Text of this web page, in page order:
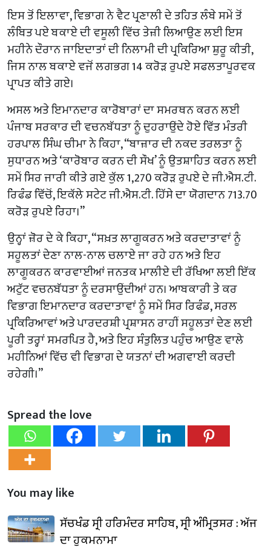
ਇਸ ਤੋਂ ਇਲਾਵਾ, ਵਿਭਾਗ ਨੇ ਵੈਟ ਪ੍ਰਣਾਲੀ ਦੇ ਤਹਿਤ ਲੰਬੇ ਸਮੇਂ ਤੋਂ
ਲੰਬਿਤ ਪਏ ਬਕਾਏ ਦੀ ਵਸੂਲੀ ਵਿੱਚ ਤੇਜ਼ੀ ਲਿਆਉਣ ਲਈ ਇਸ
ਮਹੀਨੇ ਦੌਰਾਨ ਜਾਇਦਾਤਾਂ ਦੀ ਨਿਲਾਮੀ ਦੀ ਪ੍ਰਕਿਰਿਆ ਸ਼ੁਰੂ ਕੀਤੀ,
ਜਿਸ ਨਾਲ ਬਕਾਏ ਵਜੋਂ ਲਗਭਗ 14 ਕਰੋੜ ਰੁਪਏ ਸਫਲਤਾਪੂਰਵਕ
ਪ੍ਰਾਪਤ ਕੀਤੇ ਗਏ।
ਅਸਲ ਅਤੇ ਇਮਾਨਦਾਰ ਕਾਰੋਬਾਰਾਂ ਦਾ ਸਮਰਥਨ ਕਰਨ ਲਈ
ਪੰਜਾਬ ਸਰਕਾਰ ਦੀ ਵਚਨਬੱਧਤਾ ਨੂੰ ਦੁਹਰਾਉਂਦੇ ਹੋਏ ਵਿੱਤ ਮੰਤਰੀ
ਹਰਪਾਲ ਸਿੰਘ ਚੀਮਾ ਨੇ ਕਿਹਾ, “ਬਾਜ਼ਾਰ ਦੀ ਨਕਦ ਤਰਲਤਾ ਨੂੰ
ਸੁਧਾਰਨ ਅਤੇ ‘ਕਾਰੋਬਾਰ ਕਰਨ ਦੀ ਸੌਖ’ ਨੂੰ ਉਤਸ਼ਾਹਿਤ ਕਰਨ ਲਈ
ਸਮੇਂ ਸਿਰ ਜਾਰੀ ਕੀਤੇ ਗਏ ਕੁੱਲ 1,270 ਕਰੋੜ ਰੁਪਏ ਦੇ ਜੀ.ਐਸ.ਟੀ.
ਰਿਫੰਡ ਵਿੱਚੋਂ, ਇਕੱਲੇ ਸਟੇਟ ਜੀ.ਐਸ.ਟੀ. ਹਿੱਸੇ ਦਾ ਯੋਗਦਾਨ 713.70
ਕਰੋੜ ਰੁਪਏ ਰਿਹਾ।”
ਉਨ੍ਹਾਂ ਜ਼ੋਰ ਦੇ ਕੇ ਕਿਹਾ, “ਸਖ਼ਤ ਲਾਗੂਕਰਨ ਅਤੇ ਕਰਦਾਤਾਵਾਂ ਨੂੰ
ਸਹੂਲਤਾਂ ਦੇਣਾ ਨਾਲ-ਨਾਲ ਚਲਾਏ ਜਾ ਰਹੇ ਹਨ ਅਤੇ ਇਹ
ਲਾਗੂਕਰਨ ਕਾਰਵਾਈਆਂ ਜਨਤਕ ਮਾਲੀਏ ਦੀ ਰੱਖਿਆ ਲਈ ਇੱਕ
ਅਟੁੱਟ ਵਚਨਬੱਧਤਾ ਨੂੰ ਦਰਸਾਉਂਦੀਆਂ ਹਨ। ਆਬਕਾਰੀ ਤੇ ਕਰ
ਵਿਭਾਗ ਇਮਾਨਦਾਰ ਕਰਦਾਤਾਵਾਂ ਨੂੰ ਸਮੇਂ ਸਿਰ ਰਿਫੰਡ, ਸਰਲ
ਪ੍ਰਕਿਰਿਆਵਾਂ ਅਤੇ ਪਾਰਦਰਸ਼ੀ ਪ੍ਰਸ਼ਾਸਨ ਰਾਹੀਂ ਸਹੂਲਤਾਂ ਦੇਣ ਲਈ
ਪੂਰੀ ਤਰ੍ਹਾਂ ਸਮਰਪਿਤ ਹੈ, ਅਤੇ ਇਹ ਸੰਤੁਲਿਤ ਪਹੁੰਚ ਆਉਣ ਵਾਲੇ
ਮਹੀਨਿਆਂ ਵਿੱਚ ਵੀ ਵਿਭਾਗ ਦੇ ਯਤਨਾਂ ਦੀ ਅਗਵਾਈ ਕਰਦੀ
ਰਹੇਗੀ।”
Spread the love
You may like
ਸੱਚਖੰਡ ਸ੍ਰੀ ਹਰਿਮੰਦਰ ਸਾਹਿਬ, ਸ੍ਰੀ ਅੰਮ੍ਰਿਤਸਰ : ਅੱਜ
ਦਾ ਹੁਕਮਨਾਮਾ